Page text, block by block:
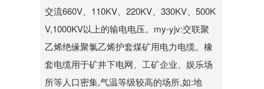
交流660V、110KV、220KV、330KV、500K
V,1000KV以上的输电电压。my-yjv:交联聚
乙烯绝缘聚氯乙烯护套煤矿用电力电缆。橡
套电缆用于矿井下电网、工矿企业、娱乐场
所等人口密集,气温等级较高的场所,如:地